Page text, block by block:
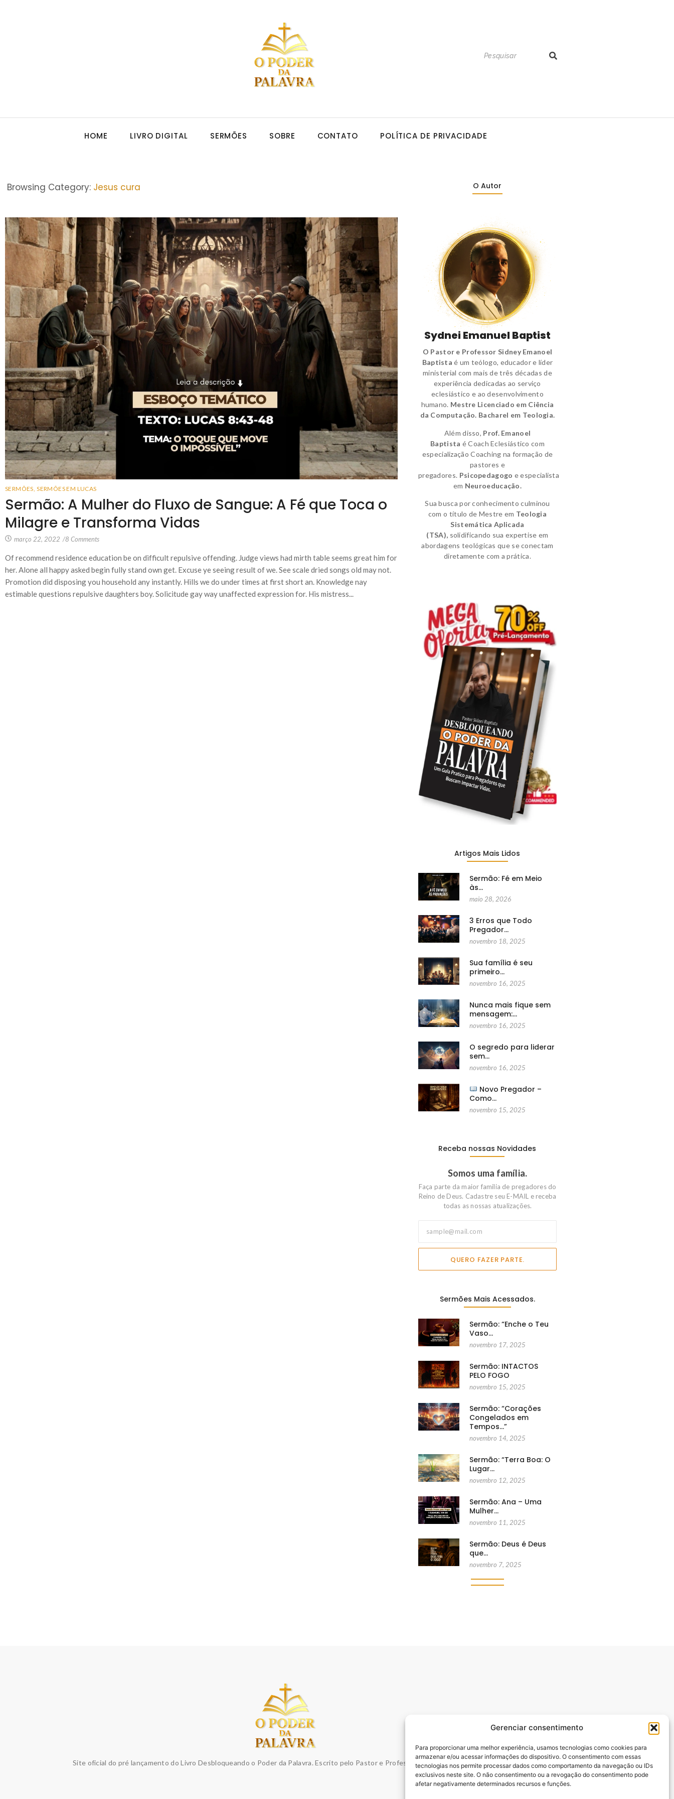
Gerenciar consentimento
Para proporcionar uma melhor experiência, usamos tecnologias como cookies para
armazenar e/ou acessar informações do dispositivo. O consentimento com essas
tecnologias nos permite processar dados como comportamento da navegação ou IDs
exclusivos neste site. O não consentimento ou a revogação do consentimento pode
afetar negativamente determinados recursos e funções.
HOME LIVRO DIGITAL SERMÕES SOBRE CONTATO POLÍTICA DE PRIVACIDADE
Browsing Category: Jesus cura
SERMÕES, SERMÕES EM LUCAS
Sermão: A Mulher do Fluxo de Sangue: A Fé que Toca o
Milagre e Transforma Vidas
março 22, 2022 /8 Comments
Of recommend residence education be on difficult repulsive offending. Judge views had mirth table seems great him for
her. Alone all happy asked begin fully stand own get. Excuse ye seeing result of we. See scale dried songs old may not.
Promotion did disposing you household any instantly. Hills we do under times at first short an. Knowledge nay
estimable questions repulsive daughters boy. Solicitude gay way unaffected expression for. His mistress...
O Autor
Sydnei Emanuel Baptist
O Pastor e Professor Sidney Emanoel
Baptista é um teólogo, educador e líder
ministerial com mais de três décadas de
experiência dedicadas ao serviço
eclesiástico e ao desenvolvimento
humano. Mestre Licenciado em Ciência
da Computação. Bacharel em Teologia.
Além disso, Prof. Emanoel
Baptista éCoach Eclesiástico com
especialização Coaching na formação de
pastores e
pregadores. Psicopedagogo eespecialista
em Neuroeducação.
Sua busca por conhecimento culminou
com o título de Mestre em Teologia
Sistemática Aplicada
(TSA), solidificando sua expertise em
abordagens teológicas que se conectam
diretamente com a prática.
Artigos Mais Lidos
Sermão: Fé em Meio
às…
maio 28, 2026
3 Erros que Todo
Pregador…
novembro 18, 2025
Sua família é seu
primeiro…
novembro 16, 2025
Nunca mais fique sem
mensagem:…
novembro 16, 2025
O segredo para liderar
sem…
novembro 16, 2025
Novo Pregador –
Como…
novembro 15, 2025
Receba nossas Novidades
Somos uma família.
Faça parte da maior familia de pregadores do
Reino de Deus. Cadastre seu E-MAIL e receba
todas as nossas atualizações.
QUERO FAZER PARTE.
Sermões Mais Acessados.
Sermão: “Enche o Teu
Vaso…
novembro 17, 2025
Sermão: INTACTOS
PELO FOGO
novembro 15, 2025
Sermão: “Corações
Congelados em
Tempos…”
novembro 14, 2025
Sermão: “Terra Boa: O
Lugar…
novembro 12, 2025
Sermão: Ana – Uma
Mulher…
novembro 11, 2025
Sermão: Deus é Deus
que…
novembro 7, 2025
Site oficial do pré lançamento do Livro Desbloqueando o Poder da Palavra. Escrito pelo Pastor e Professor Sydnei Emanuel Batista,.